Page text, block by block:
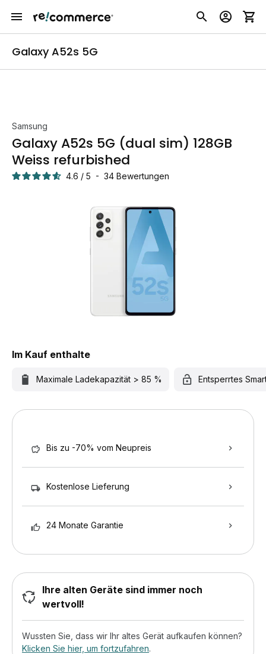
Galaxy A52s 5G
Samsung
Galaxy A52s 5G (dual sim) 128GB
Weiss refurbished
4.6 / 5 - 34 Bewertungen
Im Kauf enthalte
Maximale Ladekapazität > 85 % Entsperrtes
Bis zu -70% vom Neupreis
Kostenlose Lieferung
24 Monate Garantie
Ihre alten Geräte sind immer noch
wertvoll!
Wussten Sie, dass wir Ihr altes Gerät aufkaufen können?
Klicken Sie hier, um fortzufahren.